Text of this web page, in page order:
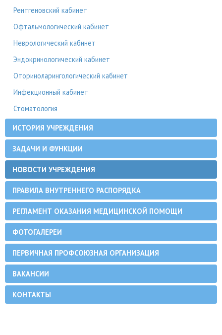
Рентгеновский кабинет
Офтальмологический кабинет
Неврологический кабинет
Эндокринологический кабинет
Оториноларингологический кабинет
Инфекционный кабинет
Стоматология
ИСТОРИЯ УЧРЕЖДЕНИЯ
ЗАДАЧИ И ФУНКЦИИ
НОВОСТИ УЧРЕЖДЕНИЯ
ПРАВИЛА ВНУТРЕННЕГО РАСПОРЯДКА
РЕГЛАМЕНТ ОКАЗАНИЯ МЕДИЦИНСКОЙ ПОМОЩИ
ФОТОГАЛЕРЕИ
ПЕРВИЧНАЯ ПРОФСОЮЗНАЯ ОРГАНИЗАЦИЯ
ВАКАНСИИ
КОНТАКТЫ